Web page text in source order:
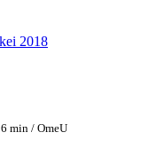
2018
min / OmeU